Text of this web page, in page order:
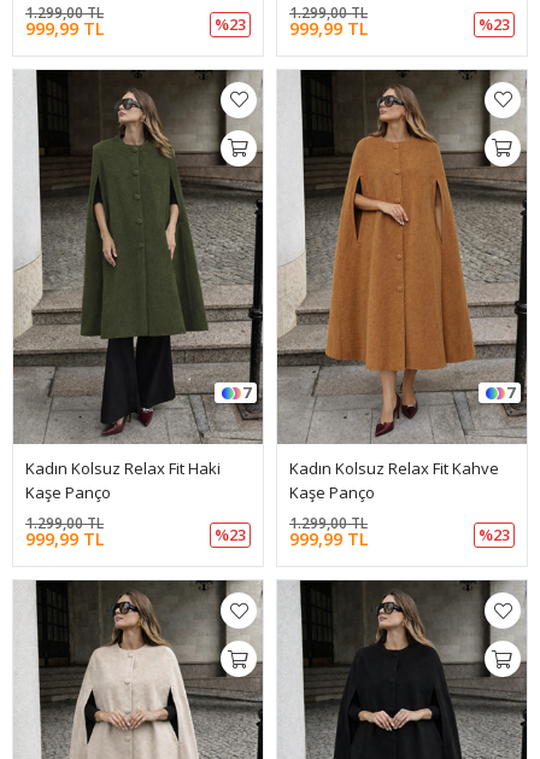
999,99 TL
1.299,00 TL
%23 999,99 TL
1.299,00 TL
%23
7
Kadın Kolsuz Relax Fit Haki
Kaşe Panço
999,99 TL
1.299,00 TL
%23
7
Kadın Kolsuz Relax Fit Kahve
Kaşe Panço
999,99 TL
1.299,00 TL
%23